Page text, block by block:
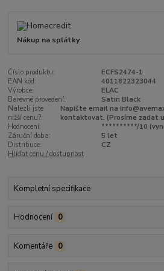
Nákup na splátky
Číslo produktu:
ECFS2474-1
EAN kód:
4011822323044
Výrobce:
ELAC
Barevné provedení:
Satin Black
Nalezli jste
nižší cenu?:
Napište email na
kontaktovat. (Prosíme zadat
Hodnocení:
**********/10
Záruční doba:
5 let
Distribuce:
CZ
Hlídat cenu / dostupnost
Kompletní specifikace
Hodnocení 0
Komentáře 0